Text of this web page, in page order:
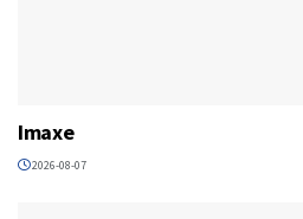
Imaxe
2026-08-07